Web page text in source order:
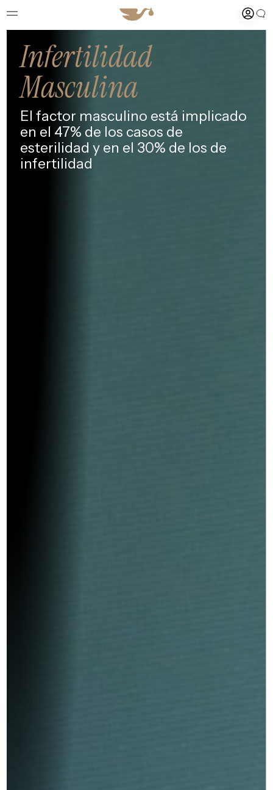
Infertilidad
Masculina
El factor masculino está implicado
en el 47% de los casos de
esterilidad y en el 30% de los de
infertilidad